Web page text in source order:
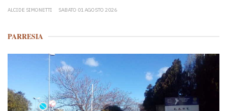
ALCIDE SIMONETTI SABATO 01 AGOSTO 2026
PARRESIA